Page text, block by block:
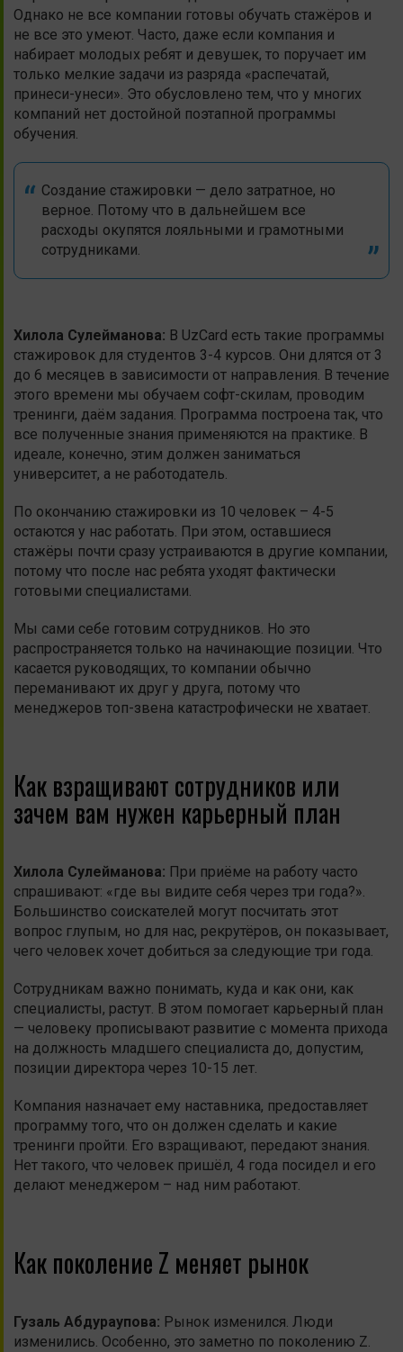
Однако не все компании готовы обучать стажёров и
не все это умеют. Часто, даже если компания и
набирает молодых ребят и девушек, то поручает им
только мелкие задачи из разряда «распечатай,
принеси-унеси». Это обусловлено тем, что у многих
компаний нет достойной поэтапной программы
обучения.
Создание стажировки — дело затратное, но
верное. Потому что в дальнейшем все
расходы окупятся лояльными и грамотными
сотрудниками.
Хилола Сулейманова: В UzCard есть такие программы
стажировок для студентов 3-4 курсов. Они длятся от 3
до 6 месяцев в зависимости от направления. В течение
этого времени мы обучаем софт-скилам, проводим
тренинги, даём задания. Программа построена так, что
все полученные знания применяются на практике. В
идеале, конечно, этим должен заниматься
университет, а не работодатель.
По окончанию стажировки из 10 человек – 4-5
остаются у нас работать. При этом, оставшиеся
стажёры почти сразу устраиваются в другие компании,
потому что после нас ребята уходят фактически
готовыми специалистами.
Мы сами себе готовим сотрудников. Но это
распространяется только на начинающие позиции. Что
касается руководящих, то компании обычно
переманивают их друг у друга, потому что
менеджеров топ-звена катастрофически не хватает.
Как взращивают сотрудников или
зачем вам нужен карьерный план
Хилола Сулейманова: При приёме на работу часто
спрашивают: «где вы видите себя через три года?».
Большинство соискателей могут посчитать этот
вопрос глупым, но для нас, рекрутёров, он показывает,
чего человек хочет добиться за следующие три года.
Сотрудникам важно понимать, куда и как они, как
специалисты, растут. В этом помогает карьерный план
— человеку прописывают развитие с момента прихода
на должность младшего специалиста до, допустим,
позиции директора через 10-15 лет.
Компания назначает ему наставника, предоставляет
программу того, что он должен сделать и какие
тренинги пройти. Его взращивают, передают знания.
Нет такого, что человек пришёл, 4 года посидел и его
делают менеджером – над ним работают.
Как поколение Z меняет рынок
Гузаль Абдураупова: Рынок изменился. Люди
изменились. Особенно, это заметно по поколению Z.